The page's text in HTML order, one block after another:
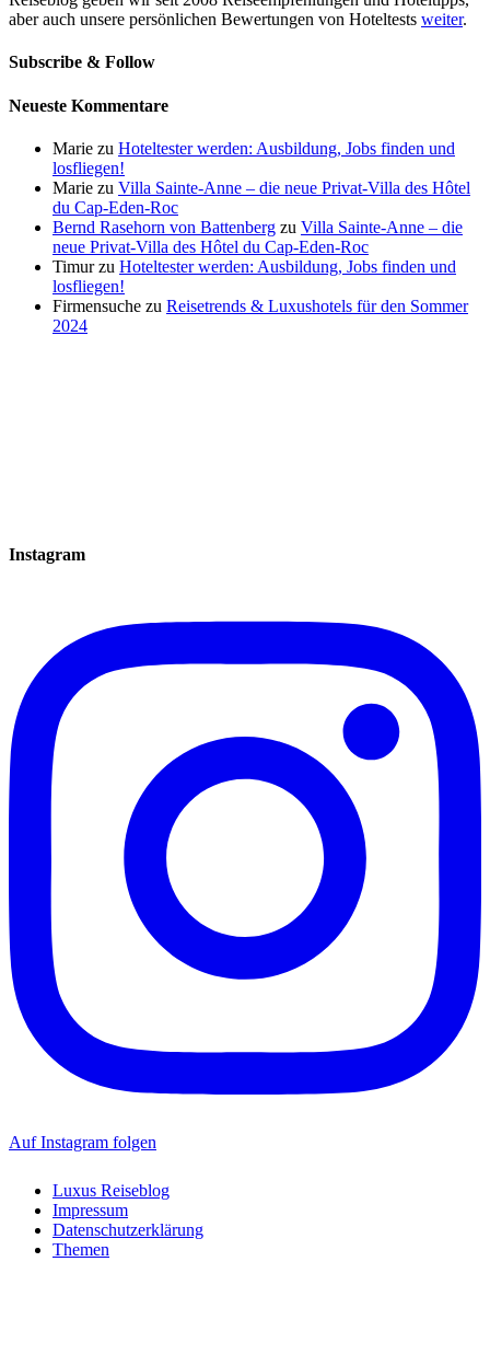
aber auch unsere persönlichen Bewertungen von Hoteltests weiter.
Subscribe & Follow
Neueste Kommentare
Marie zu Hoteltester werden: Ausbildung, Jobs finden und
losfliegen!
Marie zu Villa Sainte-Anne – die neue Privat-Villa des Hôtel
du Cap-Eden-Roc
Bernd Rasehorn von Battenberg zu Villa Sainte-Anne – die
neue Privat-Villa des Hôtel du Cap-Eden-Roc
Timurzu Hoteltester werden: Ausbildung, Jobs finden und
losfliegen!
Firmensuche zu Reisetrends & Luxushotels für den Sommer
2024
Instagram
Auf Instagram folgen
Luxus Reiseblog
Impressum
Datenschutzerklärung
Themen